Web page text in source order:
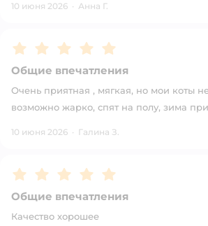
10 июня 2026 · Анна Г.
Рейтинг:5
Общие впечатления
Очень приятная , мягкая, но мои коты
возможно жарко, спят на полу, зима
10 июня 2026 · Галина З.
Рейтинг:5
Общие впечатления
Качество хорошее